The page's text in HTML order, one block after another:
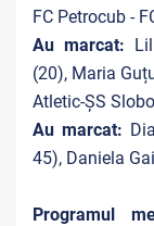
FC Petrocub -
Au marcat:
(20), Maria
Atletic-ȘS
Au marcat:
45), Daniela
Programul